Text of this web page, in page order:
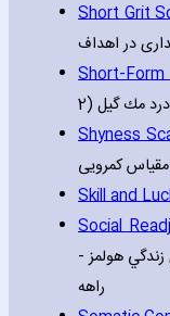
Short Grit
در اهداف
Short-
درد مك گيل
Shyness
مقیاس کمرویی
Skill and
Social
هولمز -
راهه